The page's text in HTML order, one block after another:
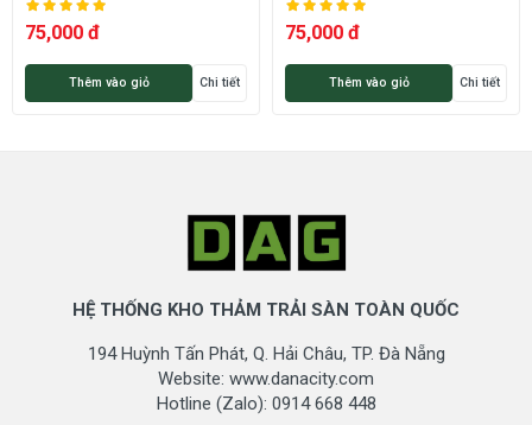
GIỚI THIỆU SẢN PHẨM TRẢM TRILINE TẤM
Thảm chùi chân siêu sạch cao cấpTriline
75,000 đ
Thêm vào giỏ Chi tiết
75,000 đ
Thêm vào giỏ Chi tiết
HỆ THỐNG KHO THẢM TRẢI SÀN TOÀN QUỐC
194 Huỳnh Tấn Phát, Q. Hải Châu, TP. Đà Nẵng
Website: www.danacity.com
Hotline (Zalo): 0914 668 448